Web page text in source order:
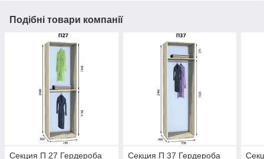
Подібні товари компанії
Секция П 27 Гердероба
Секция П 37 Гердероба